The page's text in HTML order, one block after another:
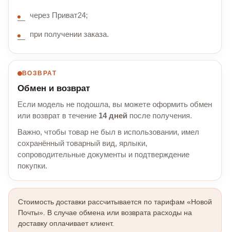
через Приват24;
при получении заказа.
ВОЗВРАТ
Обмен и возврат
Если модель не подошла, вы можете оформить обмен
или возврат в течение 14 дней после получения.
Важно, чтобы товар не был в использовании, имел
сохранённый товарный вид, ярлыки,
сопроводительные документы и подтверждение
покупки.
Стоимость доставки рассчитывается по тарифам «Новой
Почты». В случае обмена или возврата расходы на
доставку оплачивает клиент.